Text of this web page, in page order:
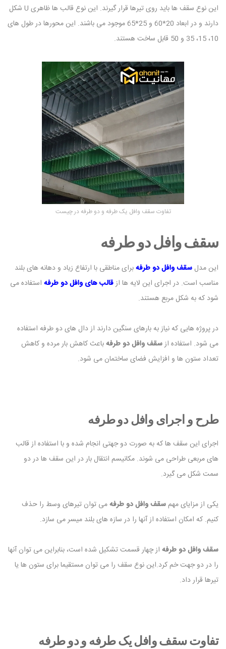
این نوع سقف ها باید روی تیرها قرار گیرند. این نوع قالب ها ظاهری U شکل
دارند و در ابعاد 20*60 و 25*65 موجود می باشند. این محورها در طول های
10، 15، 35 و 50 قابل ساخت هستند.
تفاوت سقف وافل یک طرفه و دو طرفه در چیست
سقف وافل دو طرفه
این مدل سقف وافل دو طرفهبرای مناطقی با ارتفاع زیاد و دهانه های بلند
مناسب است. در اجرای این لایه ها ازقالب های وافل دو طرفه استفاده می
شود که به شکل مربع هستند.
در پروژه هایی که نیاز به بارهای سنگین دارند از دال های دو طرفه استفاده
می شود. استفاده ازسقف وافل دو طرفهباعث کاهش بار مرده و کاهش
تعداد ستون ها و افزایش فضای ساختمان می شود.
طرح و اجرای وافل دو طرفه
اجرای این سقف ها که به صورت دو جهتی انجام شده و با استفاده از قالب
های مربعی طراحی می شوند. مکانیسم انتقال بار در این سقف ها در دو
سمت شکل می گیرد.
یکی از مزایای مهم سقف وافل دو طرفهمی توان تیرهای وسط را حذف
کنیم. که امکان استفاده از آنها را در سازه های بلند میسر می سازد.
سقف وافل دو طرفه از چهار قسمت تشکیل شده است، بنابراین می توان آنها
را در دو جهت خم کرد.این نوع سقف را می توان مستقیما برای ستون ها یا
تیرها قرار داد.
تفاوت سقف وافل یک طرفه و دو طرفه